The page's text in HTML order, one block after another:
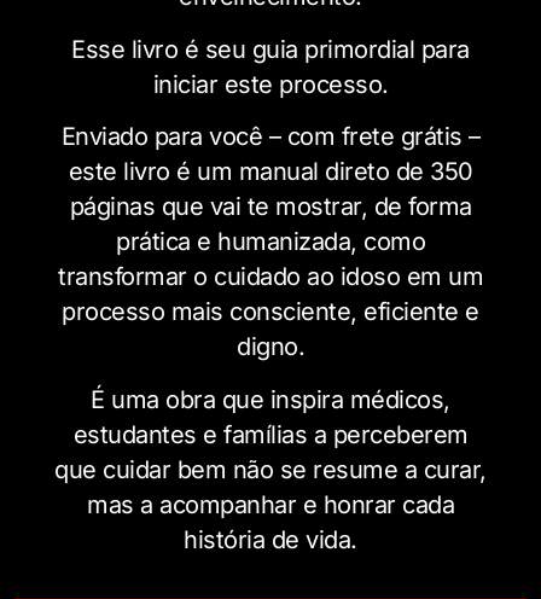
Esse livro é seu guia primordial para
iniciar este processo.
Enviado para você – com frete grátis –
este livro é um manual direto de 350
páginas que vai te mostrar, de forma
prática e humanizada, como
transformar o cuidado ao idoso em um
processo mais consciente, eficiente e
digno.
É uma obra que inspira médicos,
estudantes e famílias a perceberem
que cuidar bem não se resume a curar,
mas a acompanhar e honrar cada
história de vida.